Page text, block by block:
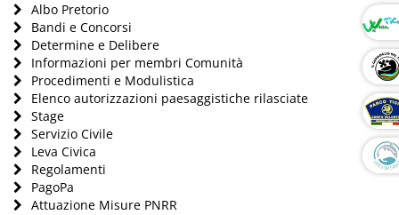
Albo Pretorio
Bandi e Concorsi
Determine e Delibere
Informazioni per membri Comunità
Procedimenti e Modulistica
Elenco autorizzazioni paesaggistiche rilasciate
Stage
Servizio Civile
Leva Civica
Regolamenti
PagoPa
Attuazione Misure PNRR